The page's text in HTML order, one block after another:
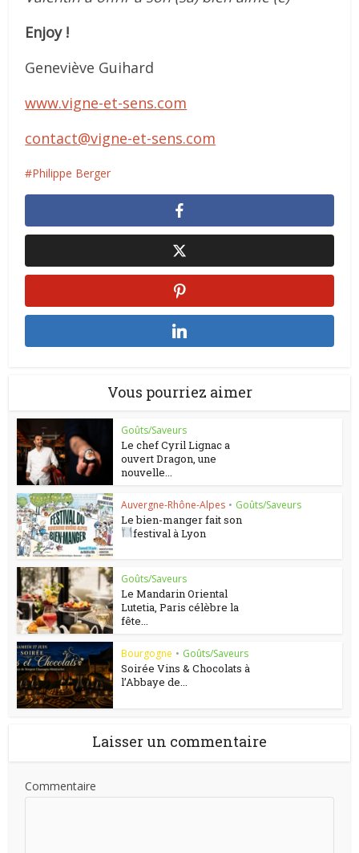
Enjoy !
Geneviève Guihard
www.vigne-et-sens.com
contact@vigne-et-sens.com
Philippe Berger
Vous pourriez aimer
Goûts/Saveurs
Le chef Cyril Lignac a
ouvert Dragon, une
nouvelle...
Auvergne-Rhône-Alpes • Goûts/Saveurs
Le bien-manger fait son
festival à Lyon
Goûts/Saveurs
Le Mandarin Oriental
Lutetia, Paris célèbre la
fête...
Bourgogne • Goûts/Saveurs
Soirée Vins & Chocolats à
l’Abbaye de...
Laisser un commentaire
Commentaire